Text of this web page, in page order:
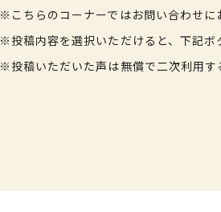
※こちらのコーナーではお問い合わせに
※投稿内容を選択いただけると、下記ボ
※投稿いただいた声は無償で二次利用す